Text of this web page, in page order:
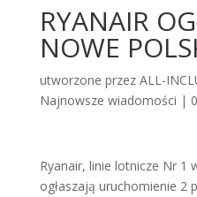
RYANAIR
NOWE
utworzone przez ALL-
Najnowsze wiadomości |
Ryanair, linie lotnicze Nr 1
ogłaszają uruchomienie 2